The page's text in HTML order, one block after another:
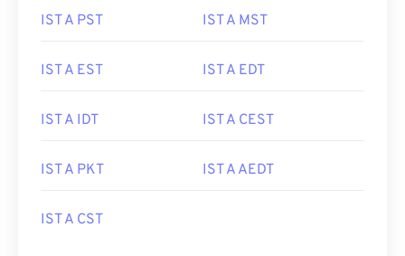
IST A PST IST A MST
IST A EST IST A EDT
IST A IDT IST A CEST
IST A PKT IST A AEDT
IST A CST